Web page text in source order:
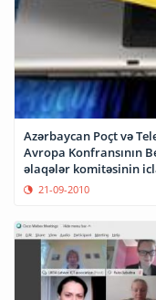
Azərbaycan Poçt və
Avropa Konfransının
əlaqələr komitəsinin
21-09-2010